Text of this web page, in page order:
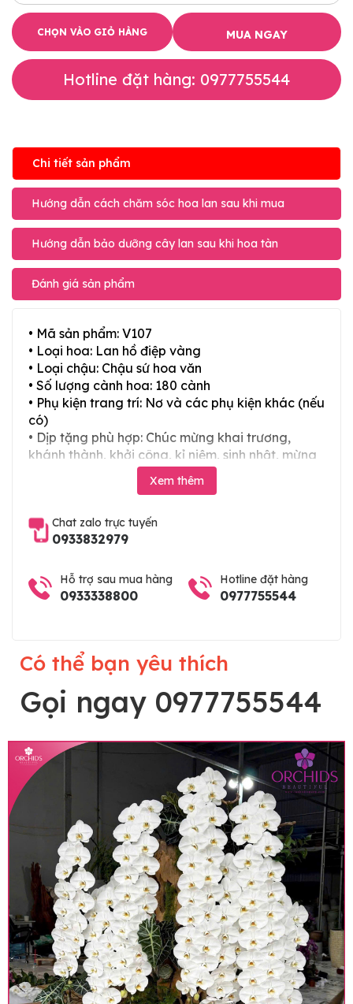
CHỌN VÀO GIỎ HÀNG MUA NGAY
Hotline đặt hàng: 0977755544
Chi tiết sản phẩm
Hướng dẫn cách chăm sóc hoa lan sau khi mua
Hướng dẫn bảo dưỡng cây lan sau khi hoa tàn
Đánh giá sản phẩm
• Mã sản phẩm: V107
• Loại hoa: Lan hồ điệp vàng
• Loại chậu: Chậu sứ hoa văn
• Số lượng cành hoa: 180 cành
• Phụ kiện trang trí: Nơ và các phụ kiện khác (nếu
có)
• Dịp tặng phù hợp: Chúc mừng khai trương,
khánh thành, khởi công, kỉ niệm, sinh nhật, mừng
thọ, mừng cưới, tân gia và các ngày lễ tết trong
Lưu ý trước khi đặt hàng
• Về cây hoa: Một chậu hoa lan hồ điệp đẹp và
hoàn chỉnh sẽ được phối ghép từ nhiều cây hoa
và tạo dáng hoàn toàn thủ công nên có thể sẽ
khác nhau đôi chút giữa sản phẩm thực tế và
Xem thêm
Chat zalo trực tuyến
0933832979
Hỗ trợ sau mua hàng
0933338800
Hotline đặt hàng
0977755544
Có thể bạn yêu thích
Gọi ngay 0977755544